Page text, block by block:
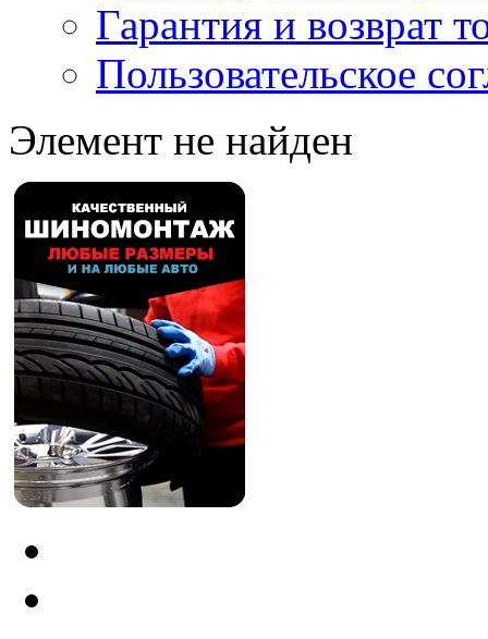
Гарантия и возврат
Пользовательское
Элемент не найден